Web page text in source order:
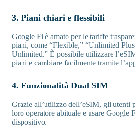
3. Piani chiari e flessibili
Google Fi è amato per le tariffe
piani, come “Flexible,” “Unlimited
Unlimited.” È possibile utilizzare
piani e cambiare facilmente tramite
4. Funzionalità Dual SIM
Grazie all’utilizzo dell’eSIM, gli utenti
loro operatore abituale e usare Google
dispositivo.